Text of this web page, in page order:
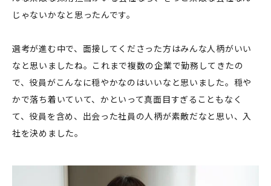
じゃないかなと思ったんです。
選考が進む中で、面接してくださった方はみんな人柄がいい
なと思いましたね。これまで複数の企業で勤務してきたの
で、役員がこんなに穏やかなのはいいなと思いました。穏や
かで落ち着いていて、かといって真面目すぎることもなく
て、役員を含め、出会った社員の人柄が素敵だなと思い、入
社を決めました。